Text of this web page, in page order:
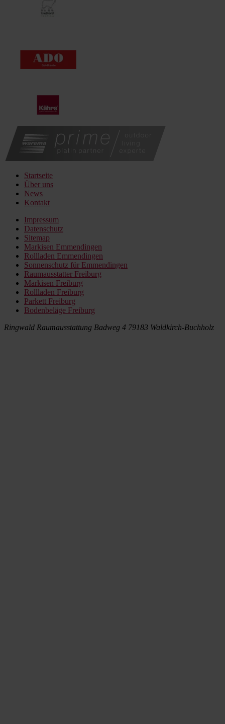
Startseite
Über uns
News
Kontakt
Impressum
Datenschutz
Sitemap
Markisen Emmendingen
Rollladen Emmendingen
Sonnenschutz für Emmendingen
Raumausstatter Freiburg
Markisen Freiburg
Rollladen Freiburg
Parkett Freiburg
Bodenbeläge Freiburg
Ringwald Raumausstattung Badweg 4 79183 Waldkirch-Buchholz